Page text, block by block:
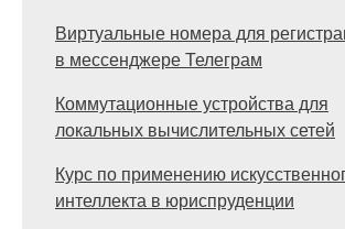
Виртуальные номера для
в мессенджере Телеграм
Коммутационные устройства для
локальных вычислительных сетей
Курс по применению
интеллекта в юриспруденции